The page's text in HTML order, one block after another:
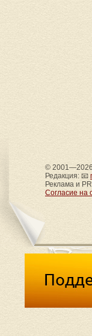
©
Редакция: 📧
Реклама и
Согласие на